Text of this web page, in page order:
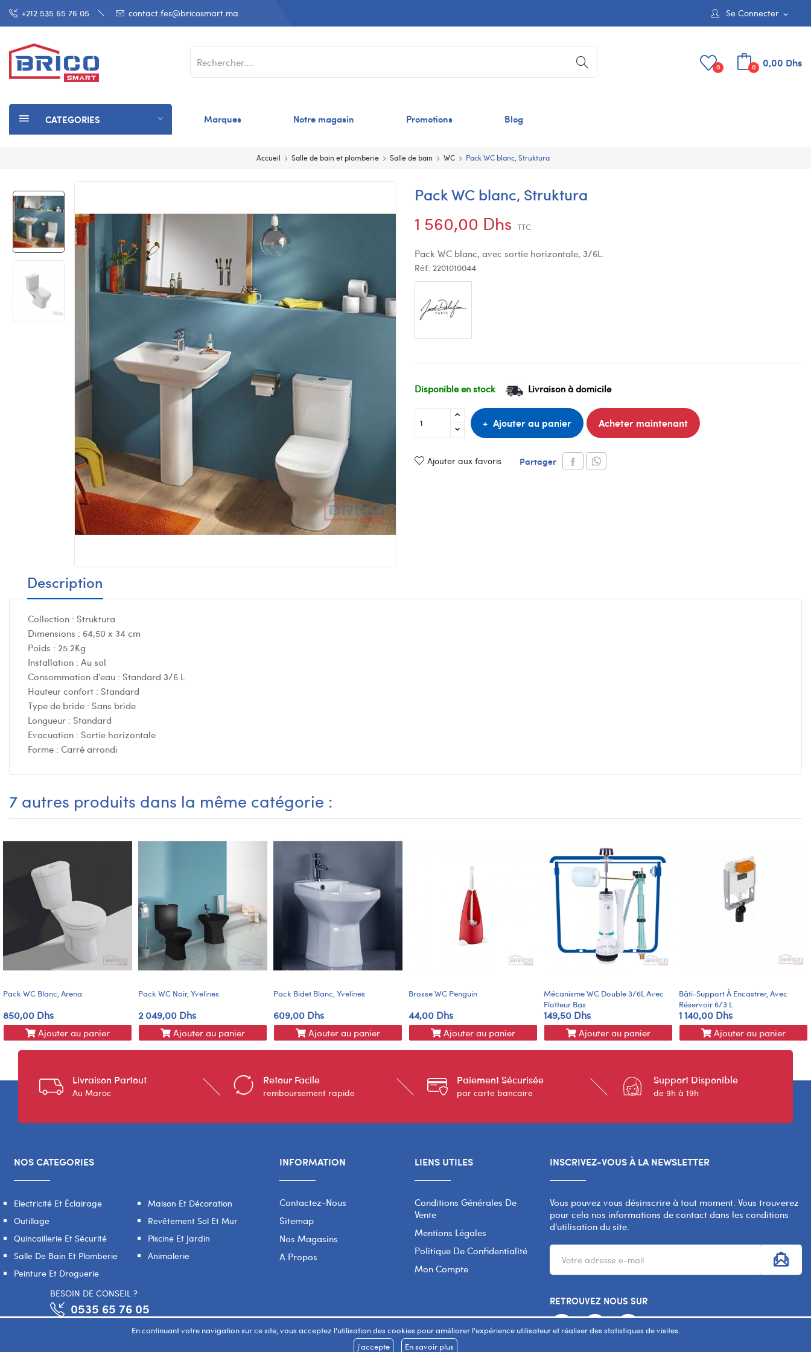
En continuant votre navigation sur ce site, vous acceptez l'utilisation des cookies pour améliorer l'expérience utilisateur et réaliser des statistiques de visites.
j'accepte
En savoir plus
Se Connecter expand_more
+212 535 65 76 05 contact.fes@bricosmart.ma
0,00 Dhs
0
0
CATEGORIES Marques Notre magasin Promotions Blog
Accueil Salle de bain et plomberie Salle de bain WC Pack WC blanc, Struktura
Pack WC blanc, Struktura
1 560,00 Dhs TTC
Pack WC blanc, avec sortie horizontale, 3/6L.
Réf: 2201010044
Disponible en stock Livraison à domicile
Ajouter au panier Acheter maintenant
Ajouter aux favoris Partager
Description
Collection : Struktura
Dimensions : 64,50 x 34 cm
Poids : 25.2Kg
Installation : Au sol
Consommation d'eau : Standard 3/6 L
Hauteur confort : Standard
Type de bride : Sans bride
Longueur : Standard
Evacuation : Sortie horizontale
Forme : Carré arrondi
7 autres produits dans la même catégorie :
Pack WC Blanc, Arena
850,00 Dhs
Ajouter au panier
Pack WC Noir, Yvelines
2 049,00 Dhs
Ajouter au panier
Pack Bidet Blanc, Yvelines
609,00 Dhs
Ajouter au panier
Brosse WC Penguin
44,00 Dhs
Ajouter au panier
Mécanisme WC Double 3/6L Avec
Flotteur Bas
149,50 Dhs
Ajouter au panier
Bâti-Support À Encastrer, Avec
Réservoir 6/3 L
1 140,00 Dhs
Ajouter au panier
Livraison Partout
Au Maroc
Retour Facile
remboursement rapide
Paiement Sécurisée
par carte bancaire
Support Disponible
de 9h à 19h
NOS CATEGORIES
Electricité Et Éclairage
Outillage
Quincaillerie Et Sécurité
Salle De Bain Et Plomberie
Peinture Et Droguerie
Maison Et Décoration
Revêtement Sol Et Mur
Piscine Et Jardin
Animalerie
BESOIN DE CONSEIL ?
0535 65 76 05
INFORMATION
Contactez-Nous
Sitemap
Nos Magasins
A Propos
LIENS UTILES
Conditions Générales De
Vente
Mentions Légales
Politique De Confidentialité
Mon Compte
INSCRIVEZ-VOUS À LA NEWSLETTER
Vous pouvez vous désinscrire à tout moment. Vous trouverez
pour cela nos informations de contact dans les conditions
d'utilisation du site.
RETROUVEZ NOUS SUR